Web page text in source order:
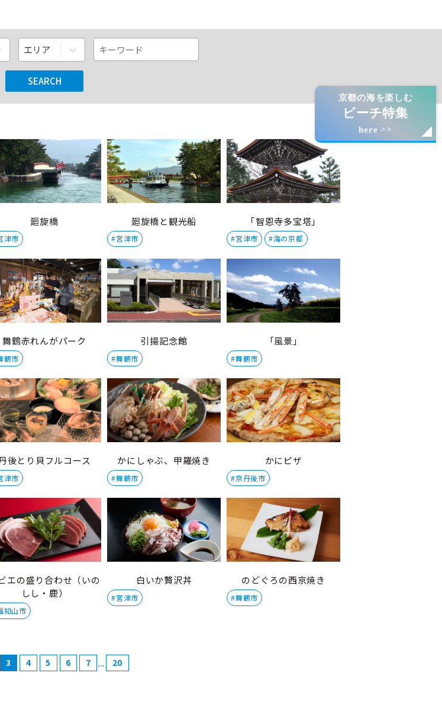
京都の海を楽しむ
ビーチ特集
here >>
廻旋橋
津市
廻旋橋と観光船
#宮津市
｢智恩寺多宝塔｣
#宮津市 #海の京都
舞鶴赤れんがパーク
鶴市
引揚記念館
#舞鶴市
「風景」
#舞鶴市
後とり貝フルコース
津市
かにしゃぶ、甲羅焼き
#舞鶴市
かにピザ
#京丹後市
エの盛り合わせ（いの
しし・鹿）
知山市
白いか贅沢丼
#宮津市
のどぐろの西京焼き
#舞鶴市
3 4 5 6 7 ... 20